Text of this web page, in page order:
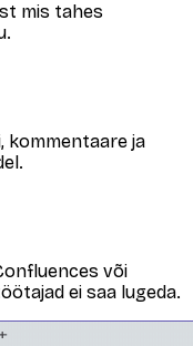
mis tahes
kommentaare ja
või
ei saa lugeda.